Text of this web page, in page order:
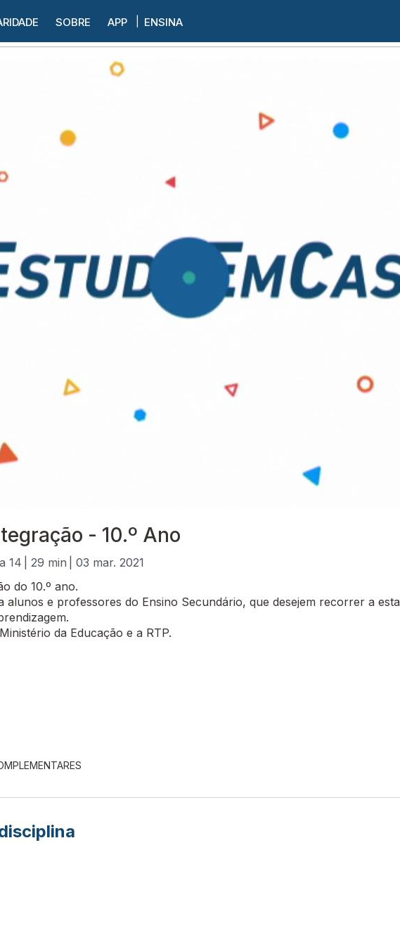
SOBRE APP ENSINA
- 10.º Ano
14 | 29 min | 03 mar. 2021
do 10.º ano.
alunos e professores do Ensino Secundário, que desejem recorrer a esta
da Educação e a RTP.